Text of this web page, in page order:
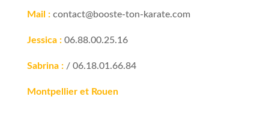
Mail :contact@booste-ton-karate.com
Jessica : 06.88.00.25.16
Sabrina : / 06.18.01.66.84
Montpellier et Rouen